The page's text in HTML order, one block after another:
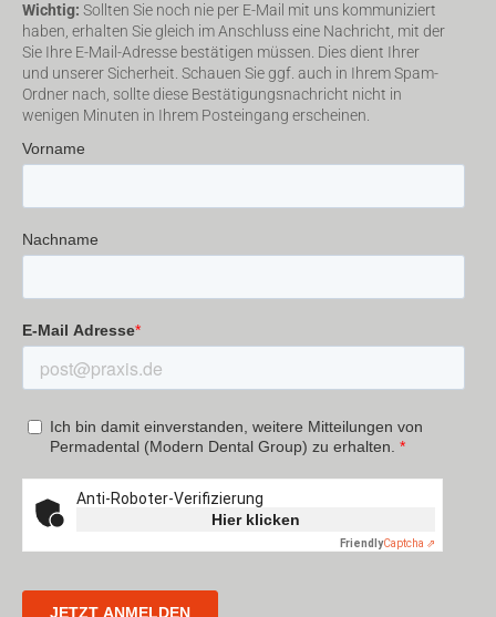
Wichtig: Sollten Sie noch nie per E-Mail mit uns kommuniziert
haben, erhalten Sie gleich im Anschluss eine Nachricht, mit der
Sie Ihre E-Mail-Adresse bestätigen müssen. Dies dient Ihrer
und unserer Sicherheit. Schauen Sie ggf. auch in Ihrem Spam-
Ordner nach, sollte diese Bestätigungsnachricht nicht in
wenigen Minuten in Ihrem Posteingang erscheinen.